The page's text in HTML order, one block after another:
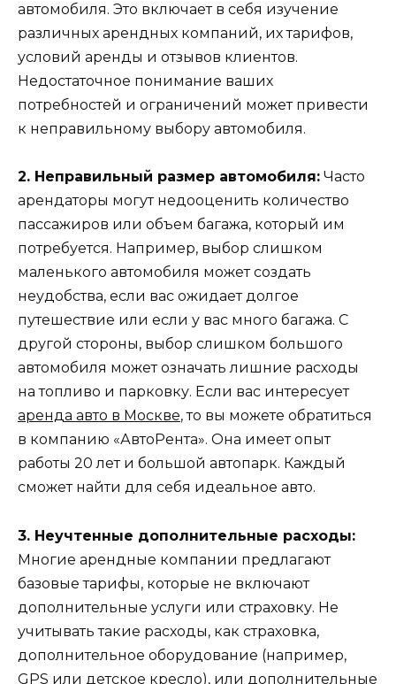
автомобиля. Это включает в себя изучение
различных арендных компаний, их тарифов,
условий аренды и отзывов клиентов.
Недостаточное понимание ваших
потребностей и ограничений может привести
к неправильному выбору автомобиля.
2. Неправильный размер автомобиля: Часто
арендаторы могут недооценить количество
пассажиров или объем багажа, который им
потребуется. Например, выбор слишком
маленького автомобиля может создать
неудобства, если вас ожидает долгое
путешествие или если у вас много багажа. С
другой стороны, выбор слишком большого
автомобиля может означать лишние расходы
на топливо и парковку. Если вас интересует
аренда авто в Москве, то вы можете обратиться
в компанию «АвтоРента». Она имеет опыт
работы 20 лет и большой автопарк. Каждый
сможет найти для себя идеальное авто.
3. Неучтенные дополнительные расходы:
Многие арендные компании предлагают
базовые тарифы, которые не включают
дополнительные услуги или страховку. Не
учитывать такие расходы, как страховка,
дополнительное оборудование (например,
GPS или детское кресло), или дополнительные